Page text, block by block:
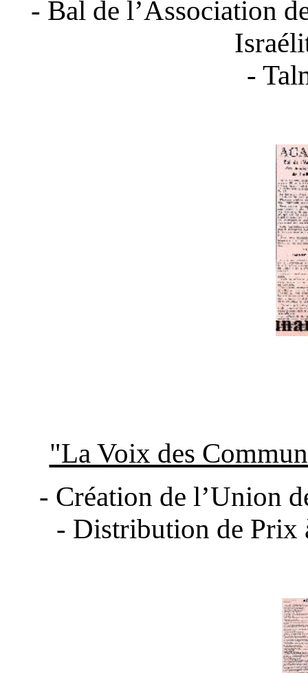
- Bal de l’Association
-
"La Voix des
- Création de l’Union
- Distribution de Prix